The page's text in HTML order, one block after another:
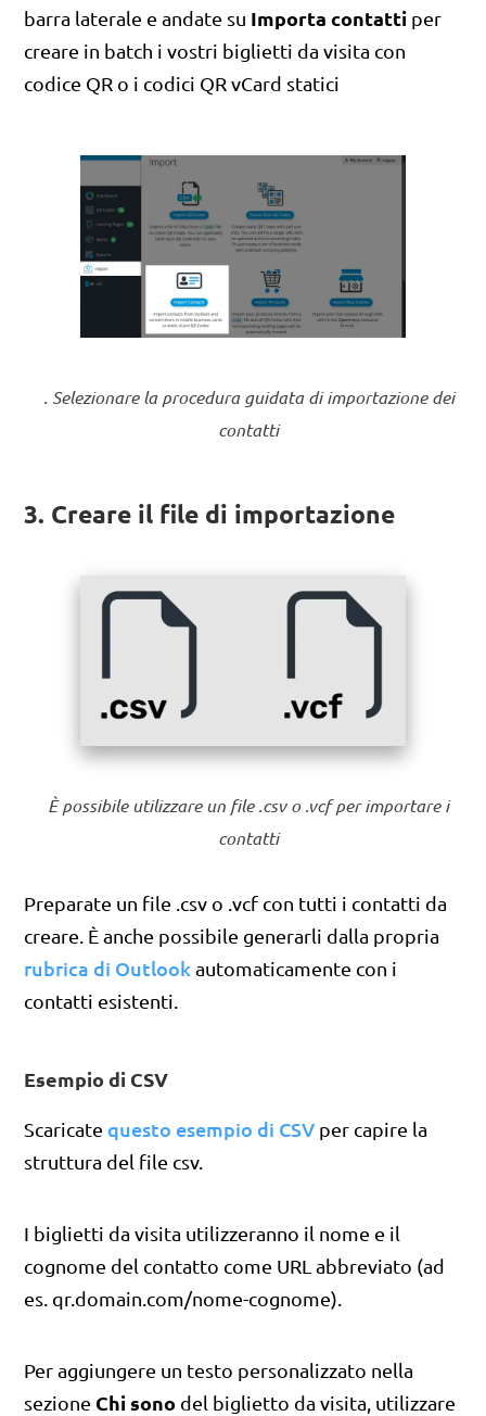
barra laterale e andate su Importa contatti per
creare in batch i vostri biglietti da visita con
codice QR o i codici QR vCard statici
. Selezionare la procedura guidata di importazione dei
contatti
3. Creare il file di importazione
È possibile utilizzare un file .csv o .vcf per importare i
contatti
Preparate un file .csv o .vcf con tutti i contatti da
creare. È anche possibile generarli dalla propria
rubrica di Outlookautomaticamente con i
contatti esistenti.
Esempio di CSV
Scaricate questo esempio di CSV per capire la
struttura del file csv.
I biglietti da visita utilizzeranno il nome e il
cognome del contatto come URL abbreviato (ad
es. qr.domain.com/nome-cognome).
Per aggiungere un testo personalizzato nella
sezione Chi sono del biglietto da visita, utilizzare